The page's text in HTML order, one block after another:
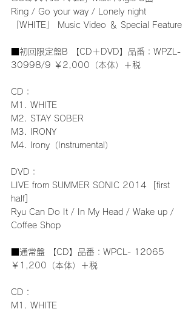
Ring / Go your way / Lonely night
「WHITE」 Music Video ＆ Special Feature
■初回限定盤B 【CD＋DVD】品番：WPZL-
30998/9 ￥2,000（本体）＋税
CD：
M1. WHITE
M2. STAY SOBER
M3. IRONY
M4. Irony（Instrumental）
DVD：
LIVE from SUMMER SONIC 2014  [first
half]
Ryu Can Do It / In My Head / Wake up /
Coffee Shop
■通常盤 【CD】品番：WPCL- 12065
￥1,200（本体）＋税
CD：
M1. WHITE